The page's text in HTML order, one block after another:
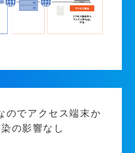
のでアクセス端末か
の影響なし